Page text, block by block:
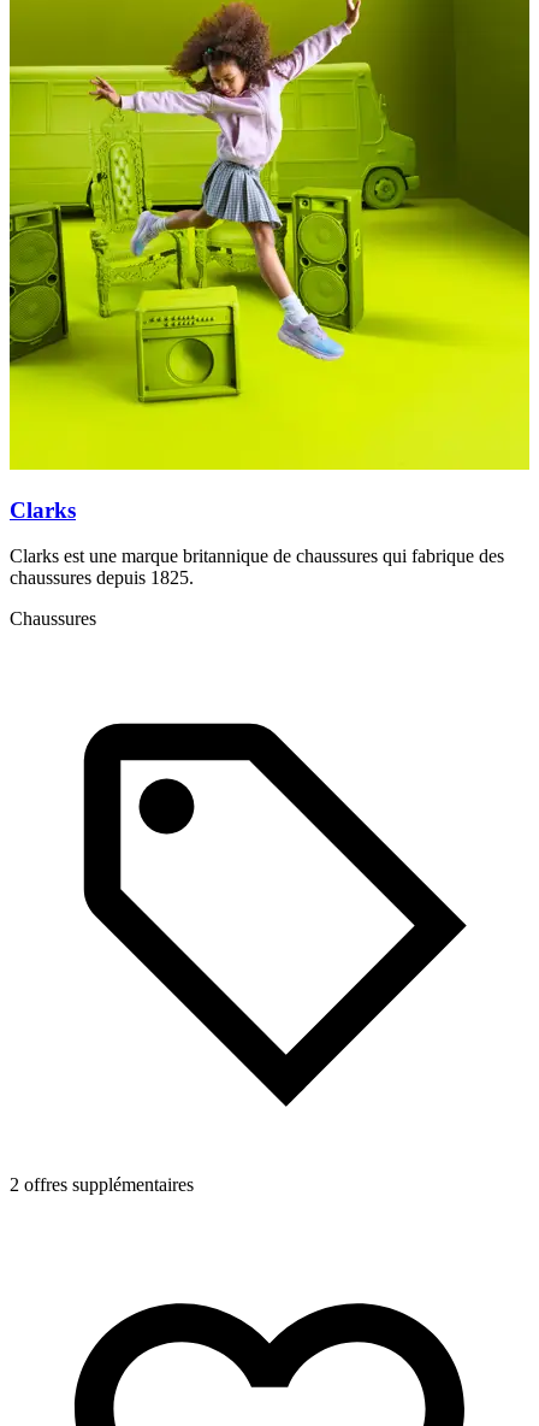
Clarks
Clarks est une marque britannique de chaussures qui fabrique des
chaussures depuis 1825.
Chaussures
2 offres supplémentaires